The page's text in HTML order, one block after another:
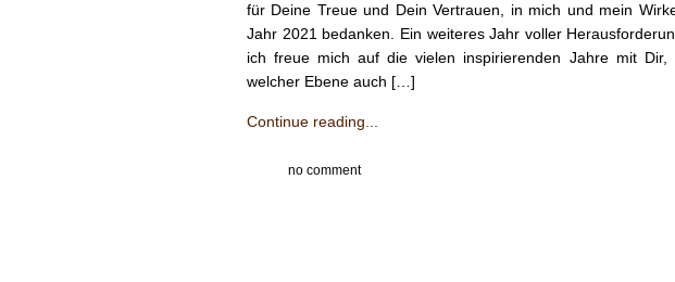
für Deine Treue und Dein Ver­trauen, in mich und mein
Jahr 2021 bedanken. Ein weit­eres Jahr voller
ich freue mich auf die vie­len inspiri­eren­den Jahre mit
welch­er Ebene auch […]
Continue reading...
no comment